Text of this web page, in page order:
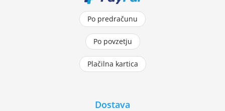
Po predračunu
Po povzetju
Plačilna kartica
Dostava